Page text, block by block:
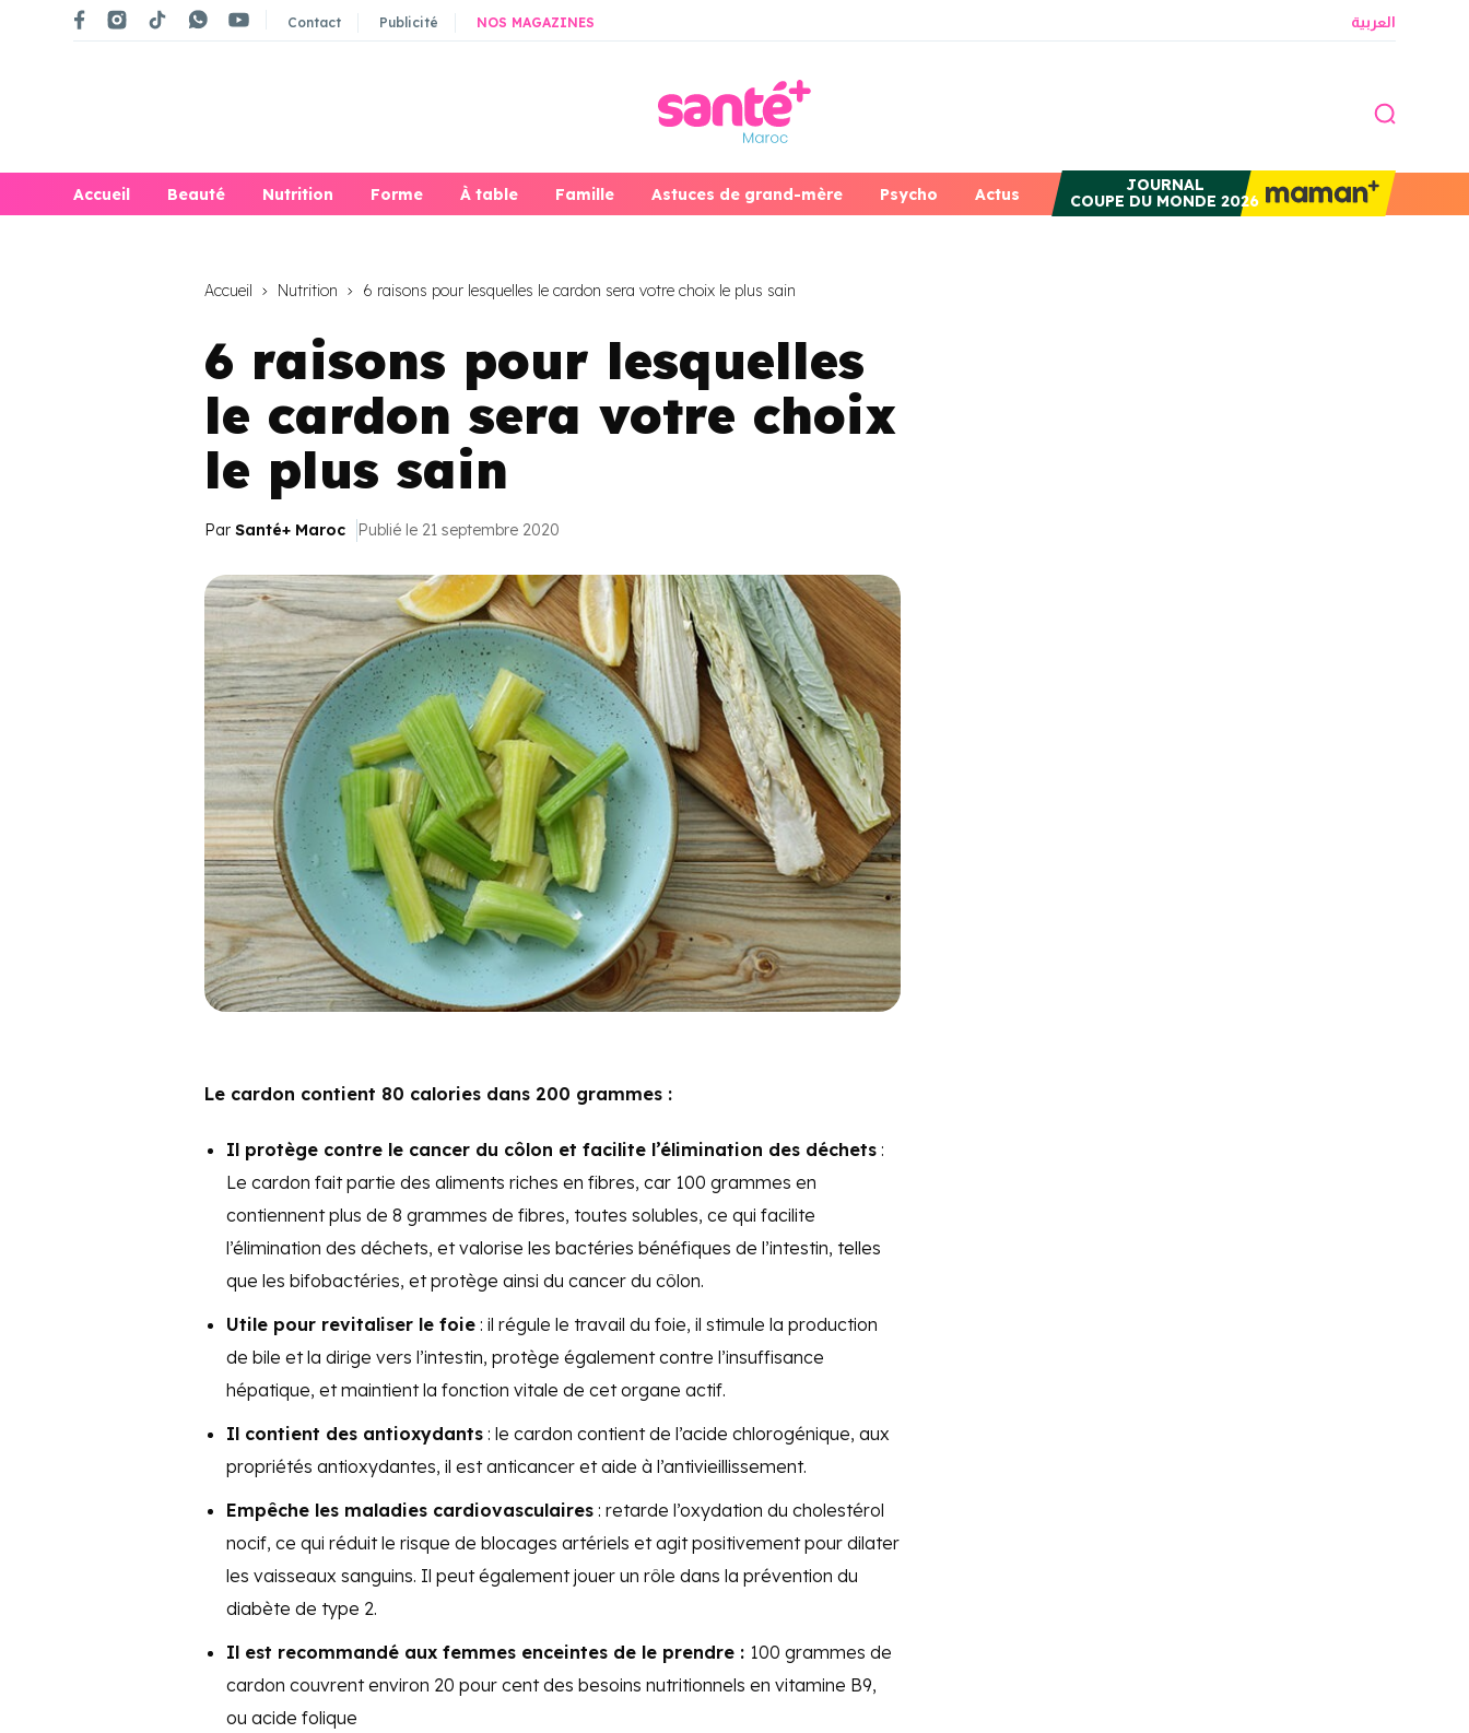
Contact Publicité NOS MAGAZINES العربية
Accueil Beauté Nutrition Forme À table Famille Astuces de grand-mère Psycho Actus
JOURNAL
COUPE DU MONDE 2026
Accueil Nutrition 6 raisons pour lesquelles le cardon sera votre choix le plus sain
6 raisons pour lesquelles
le cardon sera votre choix
le plus sain
Par Santé+ Maroc Publié le 21 septembre 2020
Le cardon contient 80 calories dans 200 grammes :
Il protège contre le cancer du côlon et facilite l’élimination des déchets :
Le cardon fait partie des aliments riches en fibres, car 100 grammes en
contiennent plus de 8 grammes de fibres, toutes solubles, ce qui facilite
l’élimination des déchets, et valorise les bactéries bénéfiques de l’intestin, telles
que les bifobactéries, et protège ainsi du cancer du côlon.
Utile pour revitaliser le foie : il régule le travail du foie, il stimule la production
de bile et la dirige vers l’intestin, protège également contre l’insuffisance
hépatique, et maintient la fonction vitale de cet organe actif.
Il contient des antioxydants : le cardon contient de l’acide chlorogénique, aux
propriétés antioxydantes, il est anticancer et aide à l’antivieillissement.
Empêche les maladies cardiovasculaires : retarde l’oxydation du cholestérol
nocif, ce qui réduit le risque de blocages artériels et agit positivement pour dilater
les vaisseaux sanguins. Il peut également jouer un rôle dans la prévention du
diabète de type 2.
Il est recommandé aux femmes enceintes de le prendre : 100 grammes de
cardon couvrent environ 20 pour cent des besoins nutritionnels en vitamine B9,
ou acide folique